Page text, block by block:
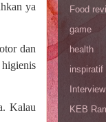
ya
dan
Kalau
Food
game
health
inspiratif
KEB